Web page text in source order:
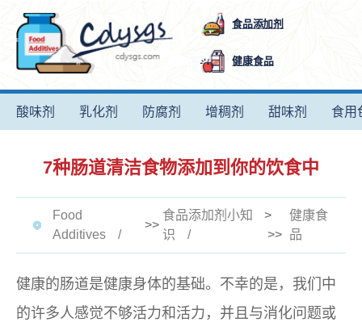
食品添加剂
健康食品
酸味剂 乳化剂 防腐剂 增稠剂 甜味剂 食用
7种肠道清洁食物添加到你的饮食中
Food
Additives
>>
食品添加剂小知
识
>
>>
健康食
品
健康的肠道是健康身体的基础。不幸的是，我们中
的许多人感觉不够活力和活力，并且与消化问题或